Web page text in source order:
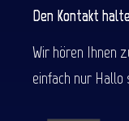
Den Kontakt
Wir hören Ihnen
einfach nur Hallo